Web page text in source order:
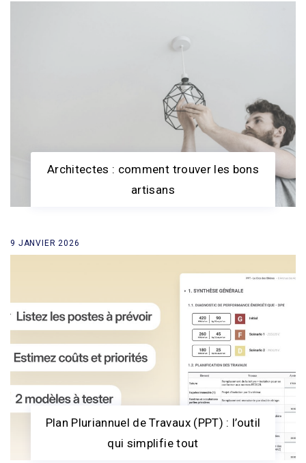
Architectes : comment trouver les bons
artisans
9 JANVIER 2026
Plan Pluriannuel de Travaux (PPT) : l’outil
qui simplifie tout